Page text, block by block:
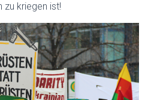
zu kriegen ist!